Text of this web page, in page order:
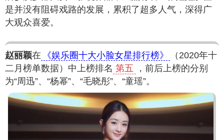
是并没有阻碍戏路的发展，累积了超多人气，深得广
大观众喜爱。
赵丽颖在 《娱乐圈十大小脸女星排行榜》
（2020年十
二月榜单数据）中上榜排名 第五
，前后上榜的分别
为“周迅”、“杨幂”、“毛晓彤”、“童瑶”。